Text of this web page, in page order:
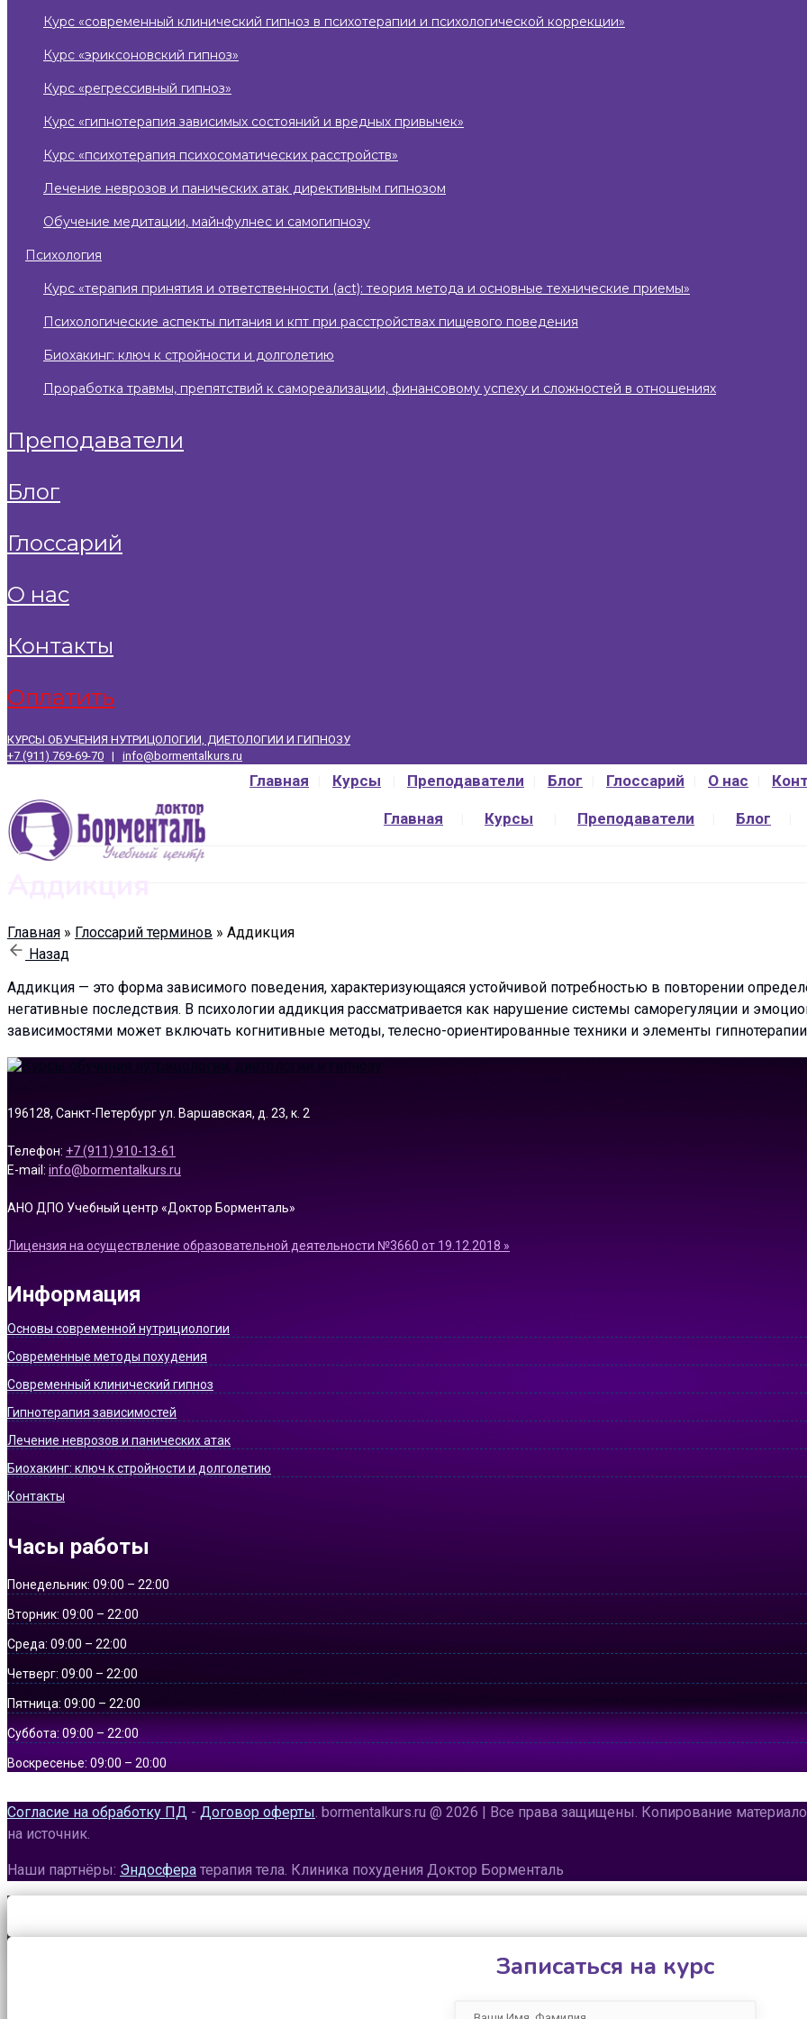
курс «современный клинический гипноз в психотерапии и психологической коррекции»
курс «эриксоновский гипноз»
курс «регрессивный гипноз»
курс «гипнотерапия зависимых состояний и вредных привычек»
курс «психотерапия психосоматических расстройств»
лечение неврозов и панических атак директивным гипнозом
обучение медитации, майнфулнес и самогипнозу
психология
курс «терапия принятия и ответственности (act): теория метода и основные технические приемы»
психологические аспекты питания и кпт при расстройствах пищевого поведения
биохакинг: ключ к стройности и долголетию
проработка травмы, препятствий к самореализации, финансовому успеху и сложностей в отношениях
преподаватели
блог
глоссарий
о нас
контакты
оплатить
КУРСЫ ОБУЧЕНИЯ НУТРИЦОЛОГИИ, ДИЕТОЛОГИИ И ГИПНОЗУ
+7 (911) 769-69-70 | info@bormentalkurs.ru
Главная Курсы Преподаватели Блог Глоссарий О нас
Главная Курсы Преподаватели Блог
Главная » Глоссарий терминов » Аддикция
Назад
Аддикция — это форма зависимого поведения, характеризующаяся устойчивой потребностью в повторении
негативные последствия. В психологии аддикция рассматривается как нарушение системы саморегуляции и
зависимостями может включать когнитивные методы, телесно-ориентированные техники и элементы
196128, Санкт-Петербург ул. Варшавская, д. 23, к. 2
Телефон: +7 (911) 910-13-61
E-mail: info@bormentalkurs.ru
АНО ДПО Учебный центр «Доктор Борменталь»
Лицензия на осуществление образовательной деятельности №3660 от 19.12.2018 »
Информация
Основы современной нутрициологии
Современные методы похудения
Современный клинический гипноз
Гипнотерапия зависимостей
Лечение неврозов и панических атак
Биохакинг: ключ к стройности и долголетию
Контакты
Часы работы
Понедельник: 09:00 – 22:00
Вторник: 09:00 – 22:00
Среда: 09:00 – 22:00
Четверг: 09:00 – 22:00
Пятница: 09:00 – 22:00
Суббота: 09:00 – 22:00
Воскресенье: 09:00 – 20:00
Согласие на обработку ПД - Договор оферты. bormentalkurs.ru @ 2026 | Все права защищены. Копирование
на источник.
Наши партнёры: Эндосфера терапия тела. Клиника похудения Доктор Борменталь
Записаться на курс